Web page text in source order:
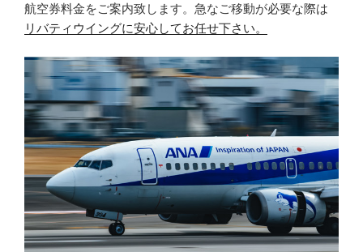
航空券料金をご案内致します。急なご移動が必要な際は
リバティウイングに安心してお任せ下さい。